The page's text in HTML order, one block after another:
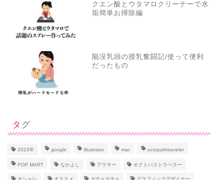
クエン酸とウタマロクリーナーで水
垢簡単お掃除編
陥没乳頭の授乳奮闘記/使って便利
だったもの
タグ
2023年 google Illustrator mac octopathtraveler
POP MART なかよし アラサー オクトパストラベラー
オシャレ オススメ ガチャガチャ グラフィックデザイナー
ホーム